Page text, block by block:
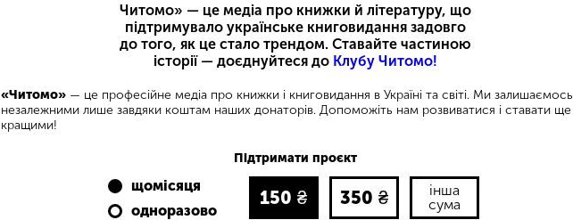
Читомо» — це медіа про книжки й літературу, що
підтримувало українське книговидання задовго
до того, як це стало трендом. Ставайте частиною
історії — доєднуйтеся до Клубу Читомо!
«Читомо» — це професійне медіа про книжки і книговидання в Україні та світі. Ми залишаємось
незалежними лише завдяки коштам наших донаторів. Допоможіть нам розвиватися і ставати ще
кращими!
Підтримати проєкт
щомісяця
одноразово
150 ₴ 350 ₴
інша
сума